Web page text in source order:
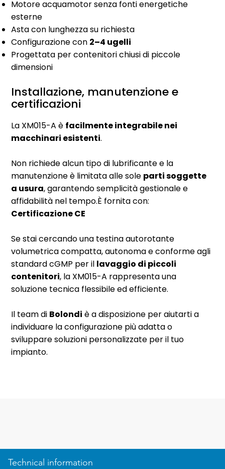
Motore acquamotor senza fonti energetiche
esterne
Asta con lunghezza su richiesta
Configurazione con 2–4 ugelli
Progettata per contenitori chiusi di piccole
dimensioni
Installazione, manutenzione e
certificazioni
La XM015-A è facilmente integrabile nei
macchinari esistenti.
Non richiede alcun tipo di lubrificante e la
manutenzione è limitata alle sole parti soggette
a usura, garantendo semplicità gestionale e
affidabilità nel tempo.È fornita con:
Certificazione CE
Se stai cercando una testina autorotante
volumetrica compatta, autonoma e conforme agli
standard cGMP per il lavaggio di piccoli
contenitori, la XM015-A rappresenta una
soluzione tecnica flessibile ed efficiente.
Il team di Bolondi è a disposizione per aiutarti a
individuare la configurazione più adatta o
sviluppare soluzioni personalizzate per il tuo
impianto.
Technical information